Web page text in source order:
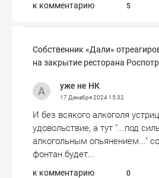
к комментарию 5
Собственник «Дали»
на закрытие ресторана
уже не НК
17 Декабря 202415:32
И без всякого алкоголя
удовольствие, а тут "...под
алкогольным опьянением..."
фонтан будет...
к комментарию 0